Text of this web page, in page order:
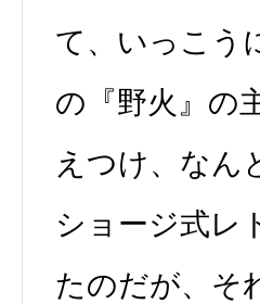
て、いっこう
の『野火』の
えつけ、なん
ショージ式レ
たのだが、そ